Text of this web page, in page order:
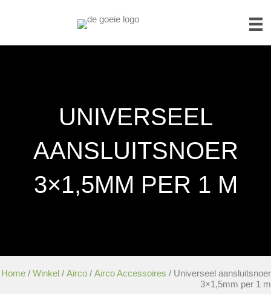
UNIVERSEEL
AANSLUITSNOER
3×1,5MM PER 1 M
Home / Winkel / Airco / Airco Accessoires / Universeel aansluitsnoer
3×1,5mm per 1 m